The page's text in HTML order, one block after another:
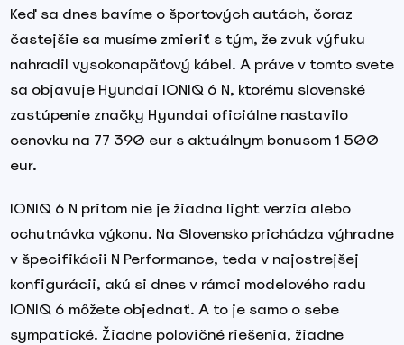
Keď sa dnes bavíme o športových autách, čoraz
častejšie sa musíme zmieriť s tým, že zvuk výfuku
nahradil vysokonapäťový kábel. A práve v tomto svete
sa objavuje Hyundai IONIQ 6 N, ktorému slovenské
zastúpenie značky Hyundai oficiálne nastavilo
cenovku na 77 390 eur s aktuálnym bonusom 1 500
eur.
IONIQ 6 N pritom nie je žiadna light verzia alebo
ochutnávka výkonu. Na Slovensko prichádza výhradne
v špecifikácii N Performance, teda v najostrejšej
konfigurácii, akú si dnes v rámci modelového radu
IONIQ 6 môžete objednať. A to je samo o sebe
sympatické. Žiadne polovičné riešenia, žiadne